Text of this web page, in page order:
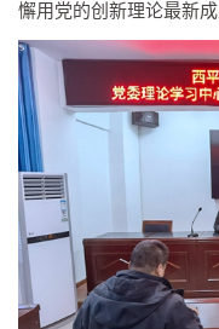
懈用党的创新理论最新